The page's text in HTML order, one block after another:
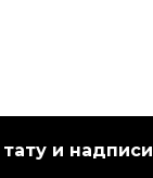
и надписи